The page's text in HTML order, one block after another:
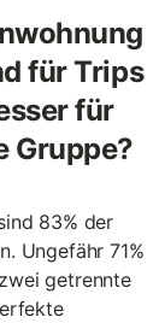
für Trips
für
Gruppe?
83% der
Ungefähr 71%
getrennte